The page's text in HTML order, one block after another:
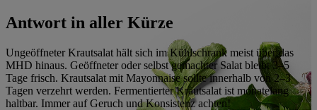
Antwort in aller Kürze
Ungeöffneter Krautsalat hält sich im Kühlschrank meist über das
MHD hinaus. Geöffneter oder selbst gemachter Salat bleibt 3–5
Tage frisch. Krautsalat mit Mayonnaise sollte innerhalb von 2–3
Tagen verzehrt werden. Fermentierter Krautsalat ist monatelang
haltbar. Immer auf Geruch und Konsistenz achten!